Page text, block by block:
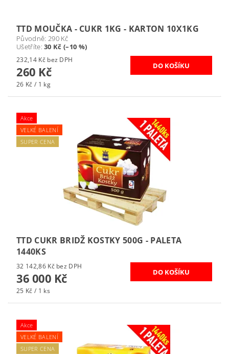
TTD MOUČKA - CUKR 1KG - KARTON 10X1KG
Původně: 290 Kč
Ušetříte:30 Kč (–10 %)
232,14 Kč bez DPH
260 Kč
26 Kč / 1 kg
Akce
VELKÉ BALENÍ
SUPER CENA
TTD CUKR BRIDŽ KOSTKY 500G - PALETA
1440KS
32 142,86 Kč bez DPH
36 000 Kč
25 Kč / 1 ks
Akce
VELKÉ BALENÍ
SUPER CENA